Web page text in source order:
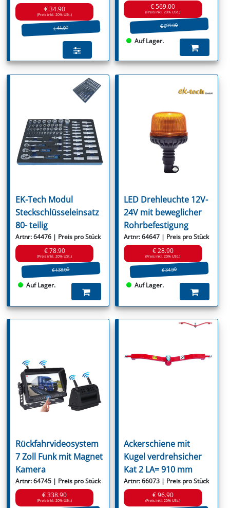
€ 34.90
(Preis inkl. 20% USt.)
€ 41.90
€ 569.00
(Preis inkl. 20% USt.)
€ 699.00
Auf Lager.
EK-Tech Modul
Steckschlüsseleinsatz
80- teilig
Artnr: 64476 | Preis pro Stück
€ 78.90
(Preis inkl. 20% USt.)
€ 138.00
Auf Lager.
LED Drehleuchte 12V-
24V mit beweglicher
Rohrbefestigung
Artnr: 64647 | Preis pro Stück
€ 28.90
(Preis inkl. 20% USt.)
€ 34.90
Auf Lager.
Rückfahrvideosystem
7 Zoll Funk mit Magnet
Kamera
Artnr: 64745 | Preis pro Stück
€ 338.90
(Preis inkl. 20% USt.)
Ackerschiene mit
Kugel verdrehsicher
Kat 2 LA= 910 mm
Artnr: 66073 | Preis pro Stück
€ 96.90
(Preis inkl. 20% USt.)